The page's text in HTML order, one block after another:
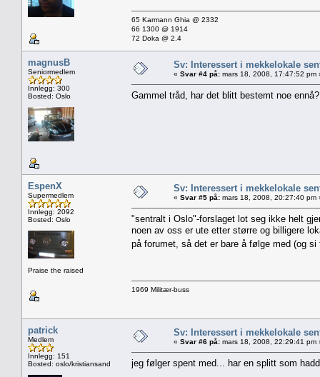
65 Karmann Ghia @ 2332
66 1300 @ 1914
72 Doka @ 2.4
magnusB
Seniormedlem
Innlegg: 300
Bosted: Oslo
Sv: Interessert i mekkelokale
« Svar #4 på: mars 18, 2008, 17:47:52 pm
Gammel tråd, har det blitt bestemt noe
EspenX
Supermedlem
Innlegg: 2092
Bosted: Oslo
Praise the raised
Sv: Interessert i mekkelokale
« Svar #5 på: mars 18, 2008, 20:27:40 pm
"sentralt i Oslo"-forslaget lot seg ikke helt
noen av oss er ute etter større og billigere
på forumet, så det er bare å følge med (og
1969 Militær-buss
patrick
Medlem
Innlegg: 151
Bosted: oslo/kristiansand
Sv: Interessert i mekkelokale
« Svar #6 på: mars 18, 2008, 22:29:41 pm
jeg følger spent med... har en splitt som